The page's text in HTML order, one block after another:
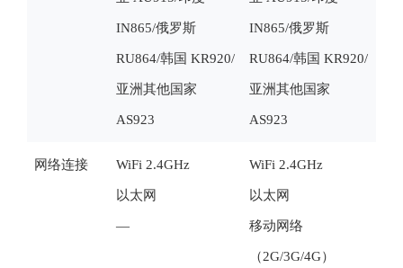
IN865/俄罗斯
RU864/韩国 KR920/
亚洲其他国家
AS923
IN865/俄罗斯
RU864/韩国 KR920/
亚洲其他国家
AS923
网络连接 WiFi 2.4GHz
以太网
—
WiFi 2.4GHz
以太网
移动网络
（2G/3G/4G）